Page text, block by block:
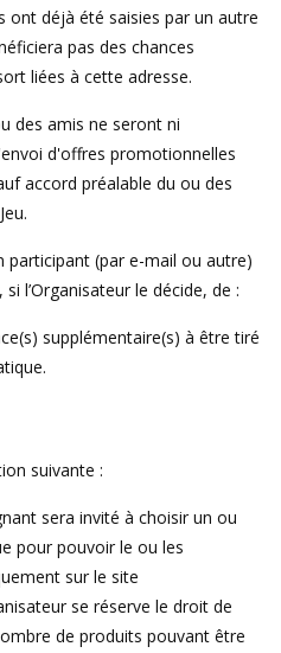
ont déjà été saisies par un autre
pas des chances
liées à cette adresse.
des amis ne seront ni
d'offres promotionnelles
accord préalable du ou des
participant (par e-mail ou autre)
l’Organisateur le décide, de :
supplémentaire(s) à être tiré
suivante :
sera invité à choisir un ou
pour pouvoir le ou les
sur le site
se réserve le droit de
de produits pouvant être